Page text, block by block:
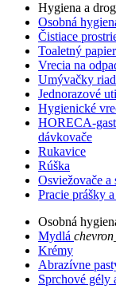
Hygiena a
Osobná
Čistiace
Toaletný papier
Vrecia na
Umývačky
Jednorazové
Hygienické
HORECA-
dávkovače
Rukavice
Rúška
Osviežovače a
Pracie prášky
Osobná
Mydlá
Krémy
Abrazívne
Sprchové gély